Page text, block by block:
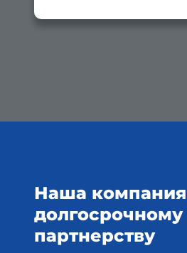
Наша компания
партнерству